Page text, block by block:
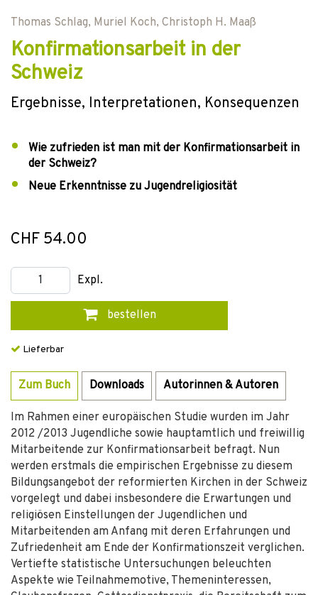
Thomas Schlag, Muriel Koch, Christoph H. Maaß
Konfirmationsarbeit in der
Schweiz
Ergebnisse, Interpretationen, Konsequenzen
Wie zufrieden ist man mit der Konfirmationsarbeit in
der Schweiz?
Neue Erkenntnisse zu Jugendreligiosität
CHF 54.00
Expl.
bestellen
Lieferbar
Zum Buch Downloads Autorinnen & Autoren
Im Rahmen einer europäischen Studie wurden im Jahr
2012 /2013 Jugendliche sowie hauptamtlich und freiwillig
Mitarbeitende zur Konfirmationsarbeit befragt. Nun
werden erstmals die empirischen Ergebnisse zu diesem
Bildungsangebot der reformierten Kirchen in der Schweiz
vorgelegt und dabei insbesondere die Erwartungen und
religiösen Einstellungen der Jugendlichen und
Mitarbeitenden am Anfang mit deren Erfahrungen und
Zufriedenheit am Ende der Konfirmationszeit verglichen.
Vertiefte statistische Untersuchungen beleuchten
Aspekte wie Teilnahmemotive, Themeninteressen,